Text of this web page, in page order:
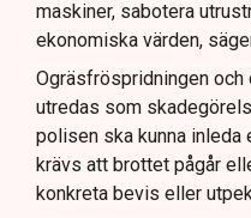
maskiner, sabotera
ekonomiska värden,
Ogräsfröspridningen och
utredas som
polisen ska kunna inleda
krävs att brottet pågår
konkreta bevis eller